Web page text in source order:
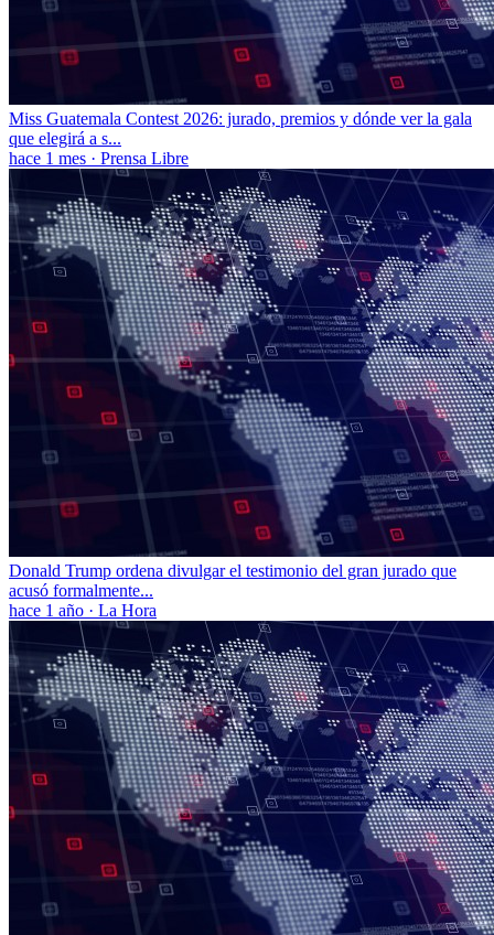
Miss Guatemala Contest 2026: jurado, premios y dónde ver la gala
que elegirá a s...
hace 1 mes · Prensa Libre
Donald Trump ordena divulgar el testimonio del gran jurado que
acusó formalmente...
hace 1 año · La Hora